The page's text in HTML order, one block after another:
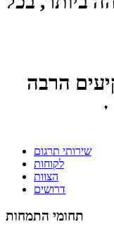
הרבה
עבודה המבטיחה
התאמה תרבותית
שירותי תרגום
לקוחות
הצוות
דרושים
תחומי התמחות